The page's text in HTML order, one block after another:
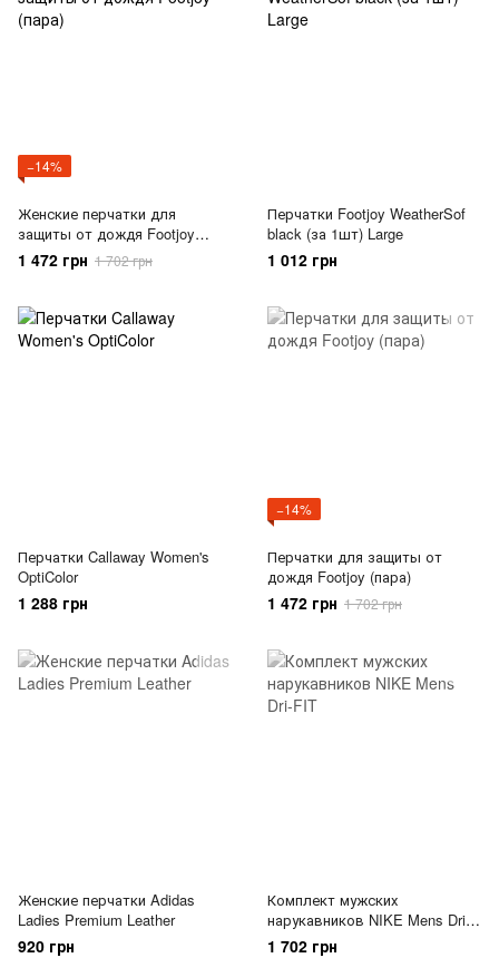
−14%
Женские перчатки для
защиты от дождя Footjoy
(пара)
1 472 грн 1 702 грн
Перчатки Footjoy WeatherSof
black (за 1шт) Large
1 012 грн
Перчатки Callaway Women's
OptiColor
1 288 грн
−14%
Перчатки для защиты от
дождя Footjoy (пара)
1 472 грн 1 702 грн
Женские перчатки Adidas
Ladies Premium Leather
920 грн
Комплект мужских
нарукавников NIKE Mens Dri-
FIT
1 702 грн